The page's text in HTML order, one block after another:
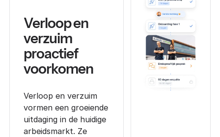
Verloop en
verzuim
proactief
voorkomen
Verloop en verzuim
vormen een groeiende
uitdaging in de huidige
arbeidsmarkt. Ze